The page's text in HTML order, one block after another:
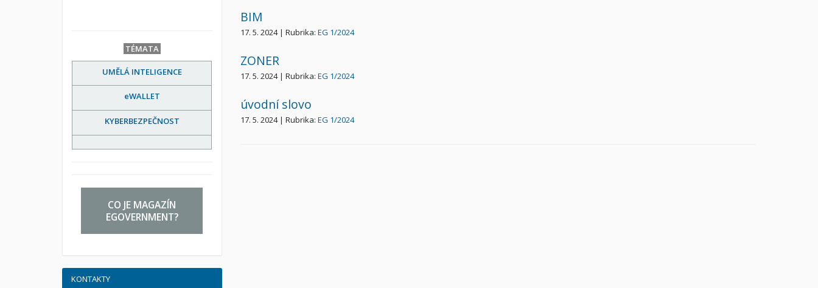
BIM
17. 5. 2024 | Rubrika: EG 1/2024
ZONER
17. 5. 2024 | Rubrika: EG 1/2024
úvodní slovo
17. 5. 2024 | Rubrika: EG 1/2024
TÉMATA
UMĚLÁ INTELIGENCE
eWALLET
KYBERBEZPEČNOST
CO JE MAGAZÍN
EGOVERNMENT?
KONTAKTY